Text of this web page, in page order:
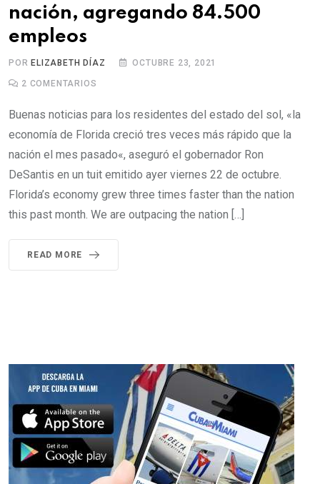
nación, agregando 84.500
empleos
POR ELIZABETH DÍAZ OCTUBRE 23, 2021
2 COMENTARIOS
Buenas noticias para los residentes del estado del sol, «la
economía de Florida creció tres veces más rápido que la
nación el mes pasado«, aseguró el gobernador Ron
DeSantis en un tuit emitido ayer viernes 22 de octubre.
Florida’s economy grew three times faster than the nation
this past month. We are outpacing the nation […]
READ MORE